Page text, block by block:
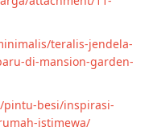
teralis-jendela-
di-mansion-garden-
besi/inspirasi-
istimewa/